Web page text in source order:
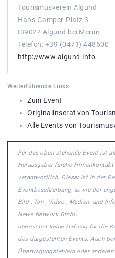
Tourismusverein Algund
Hans-Gamper-Platz 3
I39022 Algund bei Meran
Telefon: +39 (0473) 448600
http://www.algund.info
Weiterführende Links
Zum Event
Originalinserat von
Alle Events von
Für das oben stehende Event ist
Herausgeber (siehe Firmenkontakt
verantwortlich. Dieser ist in der
Eventbeschreibung, sowie der
Bild-, Ton-, Video-, Medien- und
News Network GmbH
übernimmt keine Haftung für die
des dargestellten Events. Auch bei
Übertragungsfehlern oder